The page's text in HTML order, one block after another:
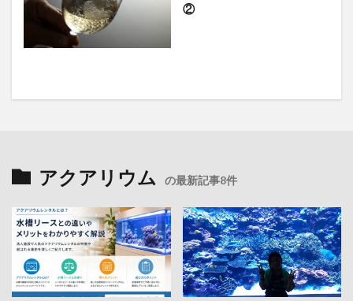
②
アクアリウム の最新記事8件